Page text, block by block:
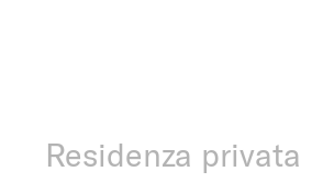
Residenza privata